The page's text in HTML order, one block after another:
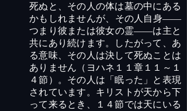
死ぬと、その人の体は墓の中にある
かもしれませんが、その人自身――
つまり彼または彼女の霊――は主と
共にあり続けます。したがって、あ
る意味、その人は決して死ぬことは
ありません（ヨハネ１１章１１～１
４節）。その人は「眠った」と表現
されています。キリストが天から下
って来るとき、１４節では天にいる